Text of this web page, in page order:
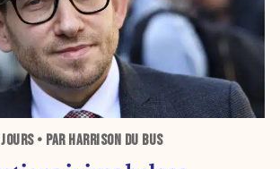
• PAR HARRISON DU BUS